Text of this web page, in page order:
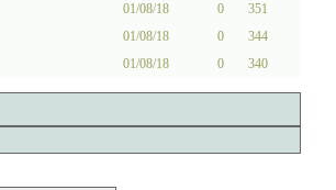
01/08/18
0
351
01/08/18
0
344
01/08/18
0 340